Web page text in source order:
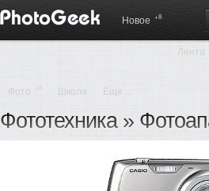
Новое +8
Лента
Фото Школа Еще ...
Фототехника»